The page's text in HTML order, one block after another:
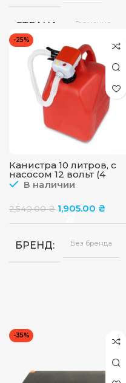
СТРАНА Германия
ОБЪЕМ 1000 л
-25%
Канистра 10 литров, с
насосом 12 вольт (4
батарейки АА)
В наличии
2,540.00₴ 1,905.00 ₴
БРЕНД Без бренда
-35%